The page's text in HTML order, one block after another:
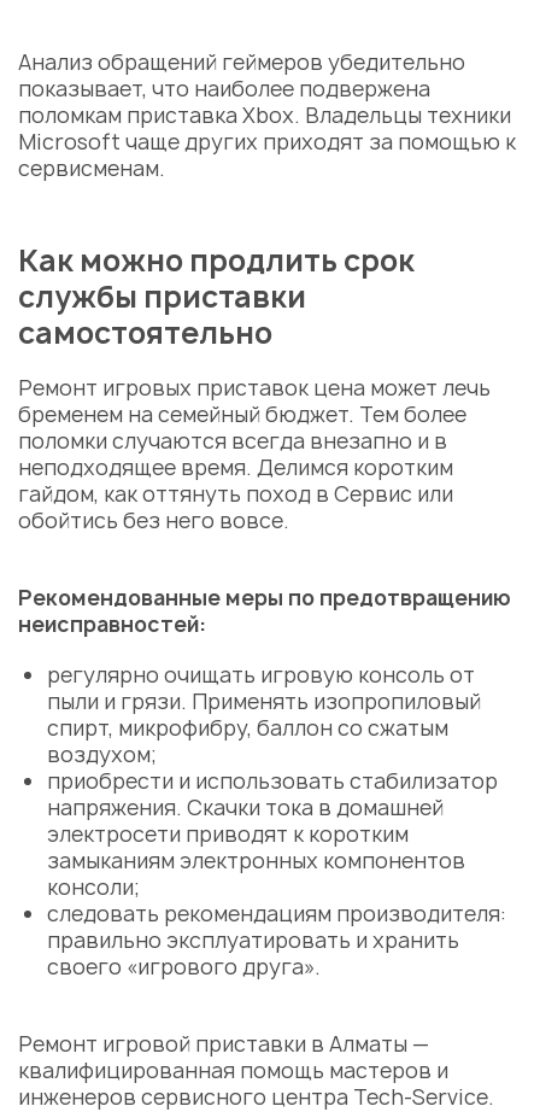
Анализ обращений геймеров убедительно
показывает, что наиболее подвержена
поломкам приставка Xbox. Владельцы техники
Microsoft чаще других приходят за помощью к
сервисменам.
Как можно продлить срок
службы приставки
самостоятельно
Ремонт игровых приставок цена может лечь
бременем на семейный бюджет. Тем более
поломки случаются всегда внезапно и в
неподходящее время. Делимся коротким
гайдом, как оттянуть поход в Сервис или
обойтись без него вовсе.
Рекомендованные меры по предотвращению
неисправностей:
регулярно очищать игровую консоль от
пыли и грязи. Применять изопропиловый
спирт, микрофибру, баллон со сжатым
воздухом;
приобрести и использовать стабилизатор
напряжения. Скачки тока в домашней
электросети приводят к коротким
замыканиям электронных компонентов
консоли;
следовать рекомендациям производителя:
правильно эксплуатировать и хранить
своего «игрового друга».
Ремонт игровой приставки в Алматы —
квалифицированная помощь мастеров и
инженеров сервисного центра Tech-Service.